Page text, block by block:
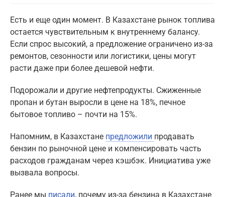
Есть и еще один момент. В Казахстане рынок топлива
остается чувствительным к внутреннему балансу.
Если спрос высокий, а предложение ограничено из-за
ремонтов, сезонности или логистики, цены могут
расти даже при более дешевой нефти.
Подорожали и другие нефтепродукты. Сжиженные
пропан и бутан выросли в цене на 18%, печное
бытовое топливо – почти на 15%.
Напомним, в Казахстане предложили продавать
бензин по рыночной цене и компенсировать часть
расходов гражданам через кэшбэк. Инициатива уже
вызвала вопросы.
Ранее мы писали, почему из-за бензина в Казахстане